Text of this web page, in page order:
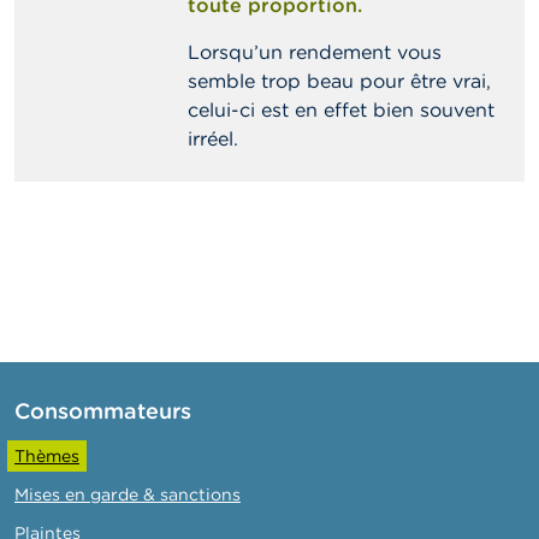
Lorsqu’un rendement vous
semble trop beau pour être vrai,
celui-ci est en effet bien souvent
irréel.
Consommateurs
Thèmes
Mises en garde & sanctions
Plaintes